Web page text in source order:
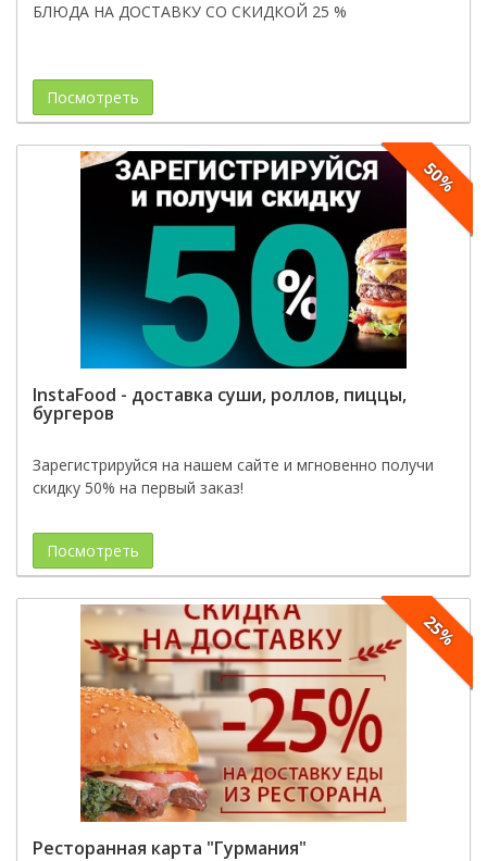
БЛЮДА НА ДОСТАВКУ СО СКИДКОЙ 25 %
Посмотреть
50%
InstaFood - доставка суши, роллов, пиццы,
бургеров
Зарегистрируйся на нашем сайте и мгновенно получи
скидку 50% на первый заказ!
Посмотреть
25%
Ресторанная карта "Гурмания"